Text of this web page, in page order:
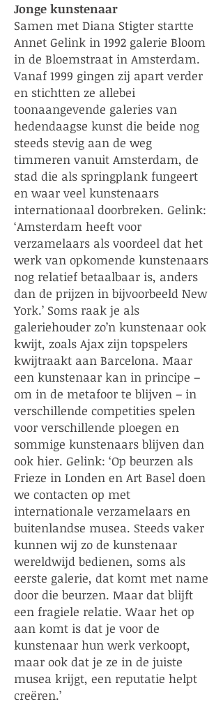
Jonge kunstenaar
Samen met Diana Stigter startte
Annet Gelink in 1992 galerie Bloom
in de Bloemstraat in Amsterdam.
Vanaf 1999 gingen zij apart verder
en stichtten ze allebei
toonaangevende galeries van
hedendaagse kunst die beide nog
steeds stevig aan de weg
timmeren vanuit Amsterdam, de
stad die als springplank fungeert
en waar veel kunstenaars
internationaal doorbreken. Gelink:
‘Amsterdam heeft voor
verzamelaars als voordeel dat het
werk van opkomende kunstenaars
nog relatief betaalbaar is, anders
dan de prijzen in bijvoorbeeld New
York.’ Soms raak je als
galeriehouder zo’n kunstenaar ook
kwijt, zoals Ajax zijn topspelers
kwijtraakt aan Barcelona. Maar
een kunstenaar kan in principe –
om in de metafoor te blijven – in
verschillende competities spelen
voor verschillende ploegen en
sommige kunstenaars blijven dan
ook hier. Gelink: ‘Op beurzen als
Frieze in Londen en Art Basel doen
we contacten op met
internationale verzamelaars en
buitenlandse musea. Steeds vaker
kunnen wij zo de kunstenaar
wereldwijd bedienen, soms als
eerste galerie, dat komt met name
door die beurzen. Maar dat blijft
een fragiele relatie. Waar het op
aan komt is dat je voor de
kunstenaar hun werk verkoopt,
maar ook dat je ze in de juiste
musea krijgt, een reputatie helpt
creëren.’